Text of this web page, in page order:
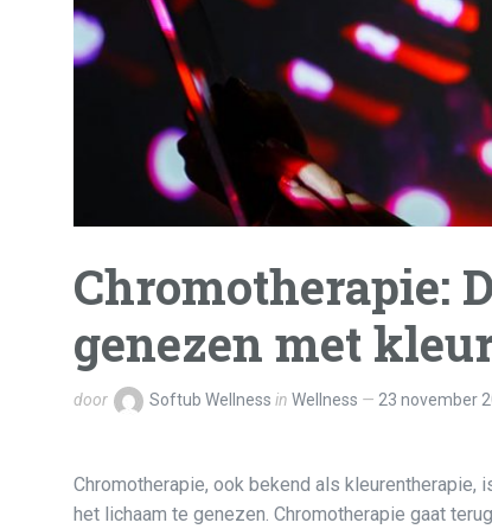
Chromotherapie:
genezen met
door Softub Wellness in Wellness 23 november
Chromotherapie, ook bekend als kleurentherapie,
het lichaam te genezen. Chromotherapie gaat